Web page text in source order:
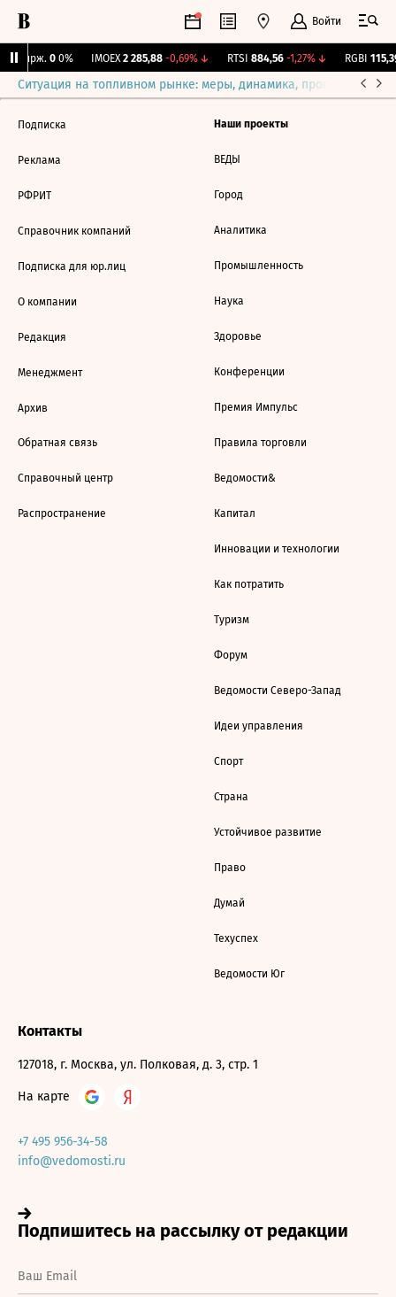
Войти
Бирж. 0 0% IMOEX 2 285,88 -0,69%↓ RTSI 884,56 -1,27%↓ RGBI 115,39
Ситуация на топливном рынке: меры, динамика, прогнозы
Подписка
Реклама
РФРИТ
Справочник компаний
Подписка для юр.лиц
О компании
Редакция
Менеджмент
Архив
Обратная связь
Справочный центр
Распространение
Наши проекты
ВЕДЫ
Город
Аналитика
Промышленность
Наука
Здоровье
Конференции
Премия Импульс
Правила торговли
Ведомости&
Капитал
Инновации и технологии
Как потратить
Туризм
Форум
Ведомости Северо-Запад
Идеи управления
Спорт
Страна
Устойчивое развитие
Право
Думай
Техуспех
Ведомости Юг
Контакты
127018, г. Москва, ул. Полковая, д. 3, стр. 1
На карте
+7 495 956-34-58
info@vedomosti.ru